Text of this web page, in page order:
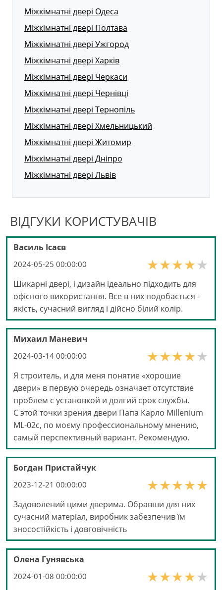
Міжкімнатні двері Одеса
Міжкімнатні двері Полтава
Міжкімнатні двері Ужгород
Міжкімнатні двері Харків
Міжкімнатні двері Черкаси
Міжкімнатні двері Чернівці
Міжкімнатні двері Тернопіль
Міжкімнатні двері Хмельницький
Міжкімнатні двері Житомир
Міжкімнатні двері Дніпро
Міжкімнатні двері Львів
ВІДГУКИ КОРИСТУВАЧІВ
Василь Ісаєв
2024-05-25 00:00:00
Шикарні двері, і дизайн ідеально підходить для
офісного використання. Все в них подобається -
якість, сучасний вигляд і дійсно білий колір.
Михаил Маневич
2024-03-14 00:00:00
Я строитель, и для меня понятие «хорошие
двери» в первую очередь означает отсутствие
проблем с установкой и долгий срок службы.
С этой точки зрения двери Папа Карло Millenium
ML-02с, по моєму профессиональному мнению,
самый перспективный вариант. Рекомендую.
Богдан Пристайчук
2023-12-21 00:00:00
Задоволений цими дверима. Обравши для них
сучасний матеріал, виробник забезпечив їм
зносостійкість і довговічність
Олена Гунявська
2024-01-08 00:00:00